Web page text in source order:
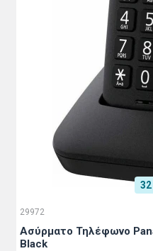
32
29972
Ασύρματο Τηλέφωνο
Black